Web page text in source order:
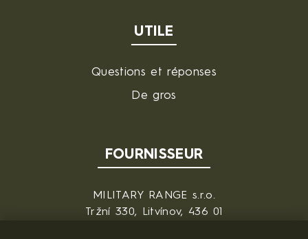
UTILE
Questions et réponses
De gros
FOURNISSEUR
MILITARY RANGE s.r.o.
Tržní 330, Litvínov, 436 01